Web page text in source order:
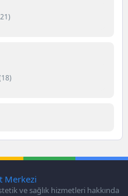
ve sağlık hizmetleri hakkında